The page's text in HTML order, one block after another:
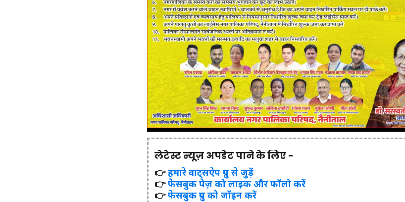
लेटेस्ट न्यूज़ अपडेट पाने के लिए -
👉हमारे वाट्सऐप ग्रुप से जुड़ें
👉फेसबुक पेज़ को लाइक और फॉलो करें
👉फेसबुक ग्रुप को जॉइन करें